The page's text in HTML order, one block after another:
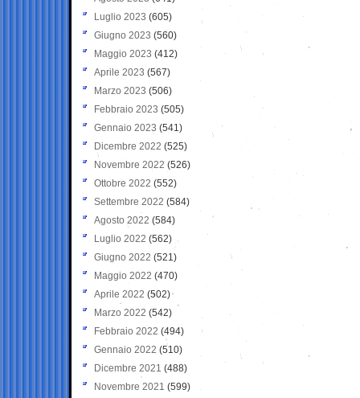
Luglio 2023 (605)
Giugno 2023 (560)
Maggio 2023 (412)
Aprile 2023 (567)
Marzo 2023 (506)
Febbraio 2023 (505)
Gennaio 2023 (541)
Dicembre 2022 (525)
Novembre 2022 (526)
Ottobre 2022 (552)
Settembre 2022 (584)
Agosto 2022 (584)
Luglio 2022 (562)
Giugno 2022 (521)
Maggio 2022 (470)
Aprile 2022 (502)
Marzo 2022 (542)
Febbraio 2022 (494)
Gennaio 2022 (510)
Dicembre 2021 (488)
Novembre 2021 (599)